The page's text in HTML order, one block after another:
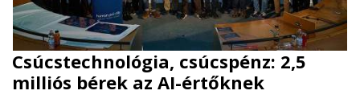
Csúcstechnológia, csúcspénz: 2,5
milliós bérek az AI-értőknek